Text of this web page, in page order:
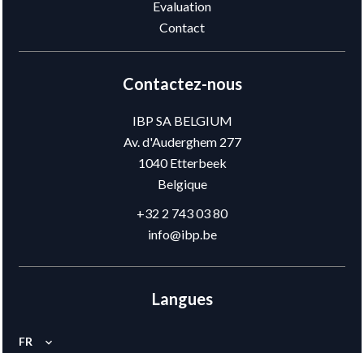
Evaluation
Contact
Contactez-nous
IBP SA BELGIUM
Av. d'Auderghem 277
1040Etterbeek
Belgique
+32 2 743 03 80
info@ibp.be
Langues
FR